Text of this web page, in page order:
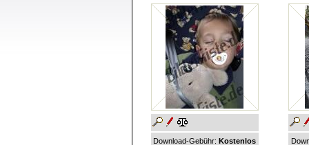
Download-Gebühr: Kostenlos